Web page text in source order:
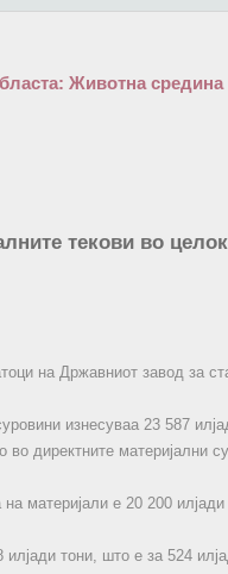
Животна средина
текови во
на Државниот завод за
изнесуваа 23 587
во директните материјални
материјали e 20 200
илјади тони, што е за 524